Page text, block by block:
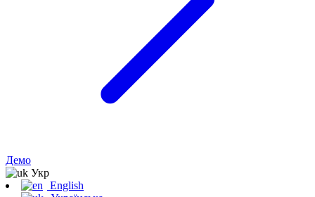
Демо
Укр
English